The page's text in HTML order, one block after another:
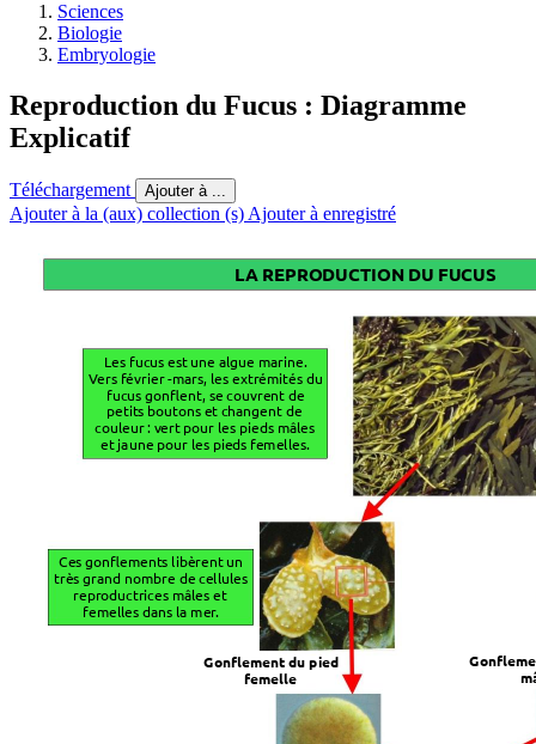
Sciences
Biologie
Embryologie
Reproduction du Fucus : Diagramme
Explicatif
Téléchargement Ajouter à ...
Ajouter à la (aux) collection (s) Ajouter à enregistré
LA REPRODUCTION DU FUCUS
Ces gonements libèrent un
très grand nombre de cellules
reproductrices mâles et
femelles dans la mer.
Les fucus est une algue marine.
Vers février -mars, les extrémités du
fucus gonent, se couvrent de
petits boutons et changent de
couleur : vert pour les pieds mâles
et jaune pour les pieds femelles.
Gonement du pied
femelle